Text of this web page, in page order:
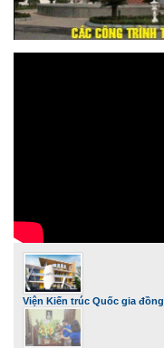
Viện Kiến trúc Quốc gia đồng
hành và phát triển